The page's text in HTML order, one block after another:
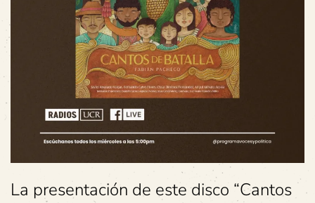
La presentación de este disco “Cantos